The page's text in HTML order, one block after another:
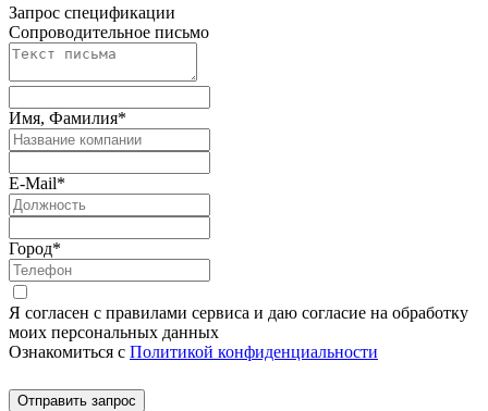
Запрос спецификации
Сопроводительное письмо
Имя, Фамилия*
E-Mail*
Город*
Я согласен с правилами сервиса и даю согласие на обработку
моих персональных данных
Ознакомиться с Политикой конфиденциальности
Отправить запрос